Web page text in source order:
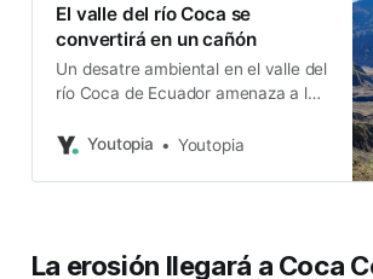
El valle del río Coca se
convertirá en un cañón
Un desatre ambiental en el valle del
río Coca de Ecuador amenaza a la
humanos, ambientales y
Youtopia Youtopia
La erosión llegará a Coca